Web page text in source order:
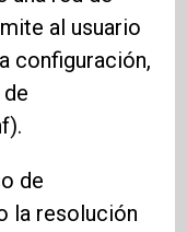
al usuario
configuración,
de
la resolución